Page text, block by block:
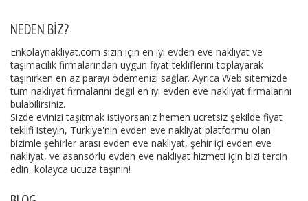
NEDEN BIZ?
Enkolaynakliyat.com sizin için en iyi evden eve nakliyat ve
taşımacılık firmalarından uygun fiyat tekliflerini toplayarak
taşınırken en az parayı ödemenizi sağlar. Ayrıca Web sitemizde
tüm nakliyat firmalarını değil en iyi evden eve nakliyat firmalarını
bulabilirsiniz.
Sizde evinizi taşıtmak istiyorsanız hemen ücretsiz şekilde fiyat
teklifi isteyin, Türkiye'nin evden eve nakliyat platformu olan
bizimle şehirler arası evden eve nakliyat, şehir içi evden eve
nakliyat, ve asansörlü evden eve nakliyat hizmeti için bizi tercih
edin, kolayca ucuza taşının!